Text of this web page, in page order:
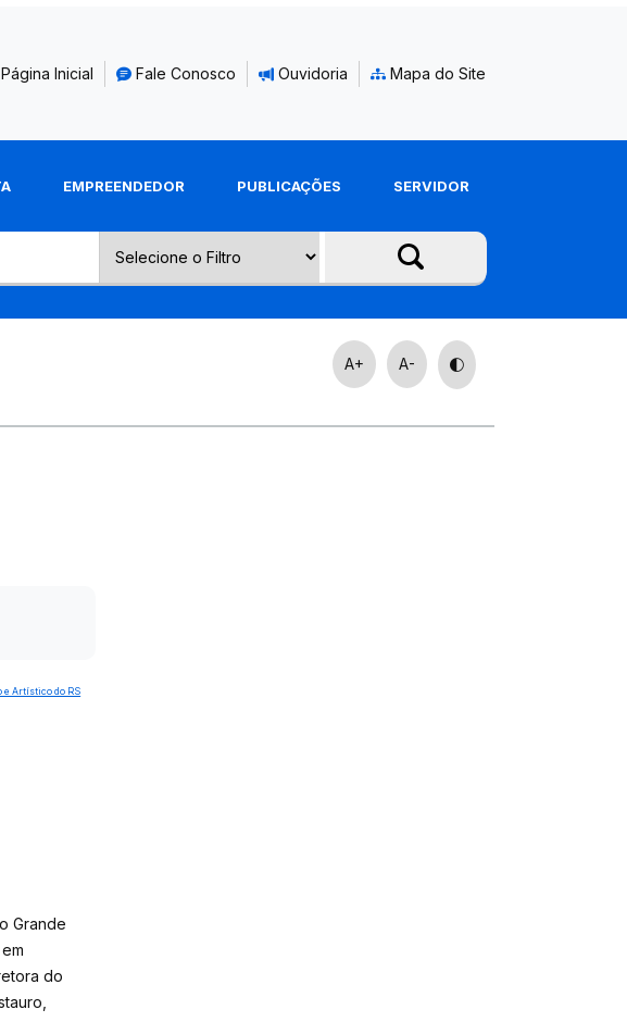
Página Inicial Fale Conosco Ouvidoria Mapa do Site
EMPREENDEDOR PUBLICAÇÕES SERVIDOR
A+ A-
Grande
do